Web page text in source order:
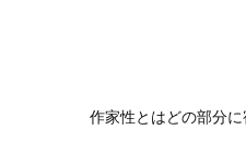
作家性とはどの部分